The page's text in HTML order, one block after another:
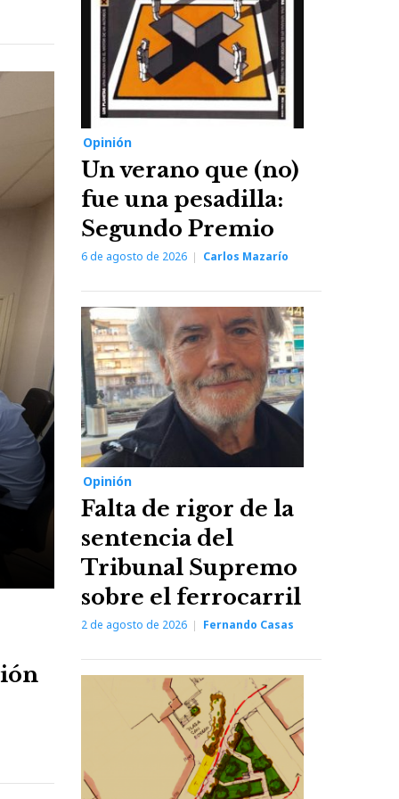
Opinión
Un verano que (no)
fue una pesadilla:
Segundo Premio
6 de agosto de 2026 Carlos Mazarío
Opinión
Falta de rigor de la
sentencia del
Tribunal Supremo
sobre el ferrocarril
2 de agosto de 2026 Fernando Casas